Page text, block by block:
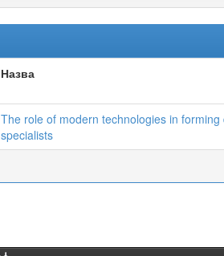
Назва
The role of modern technologies in
specialists